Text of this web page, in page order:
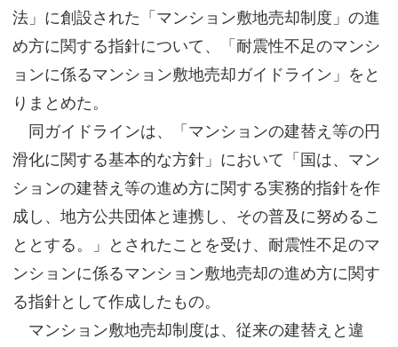
媒体資料
会社概要
法」に創設された「マンション敷地売却制度」の進
め方に関する指針について、「耐震性不足のマンシ
ョンに係るマンション敷地売却ガイドライン」をと
りまとめた。
同ガイドラインは、「マンションの建替え等の円
滑化に関する基本的な方針」において「国は、マン
ションの建替え等の進め方に関する実務的指針を作
成し、地方公共団体と連携し、その普及に努めるこ
ととする。」とされたことを受け、耐震性不足のマ
ンションに係るマンション敷地売却の進め方に関す
る指針として作成したもの。
マンション敷地売却制度は、従来の建替えと違